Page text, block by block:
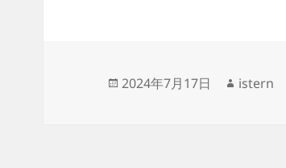
Publicado
2024年7月17日 Autor
istern